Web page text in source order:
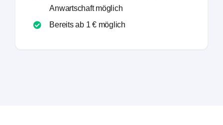
Anwartschaft möglich
Bereits ab 1 € möglich